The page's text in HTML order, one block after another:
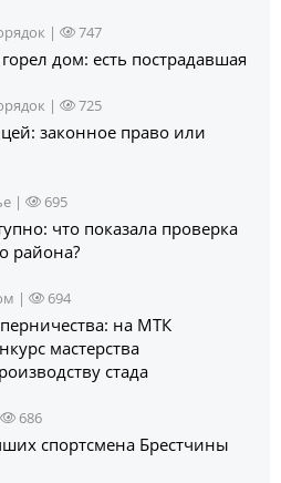
| 747
дом: есть пострадавшая
| 725
законное право или
| 695
что показала проверка
района?
| 694
на МТК
мастерства
стада
686
спортсмена Брестчины